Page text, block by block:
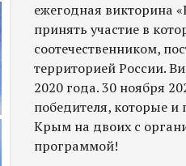
ежегодная викторина
принять участие в
соотечественником,
территорией России.
2020 года. 30 ноября
победителя, которые и
Крым на двоих с
программой!